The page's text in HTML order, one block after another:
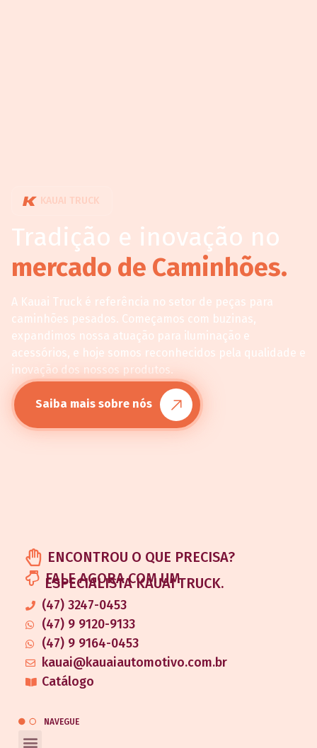
KAUAI TRUCK
Tradição e inovação no
mercado de Caminhões.
A Kauai Truck é referência no setor de peças para
caminhões pesados. Começamos com buzinas,
expandimos nossa atuação para iluminação e
acessórios, e hoje somos reconhecidos pela qualidade e
inovação dos nossos produtos.
Saiba mais sobre nós
ENCONTROU O QUE PRECISA?
FALE AGORA COM UM
ESPECIALISTA KAUAI TRUCK.
(47) 3247-0453
(47) 9 9120-9133
(47) 9 9164-0453
kauai@kauaiautomotivo.com.br
Catálogo
NAVEGUE